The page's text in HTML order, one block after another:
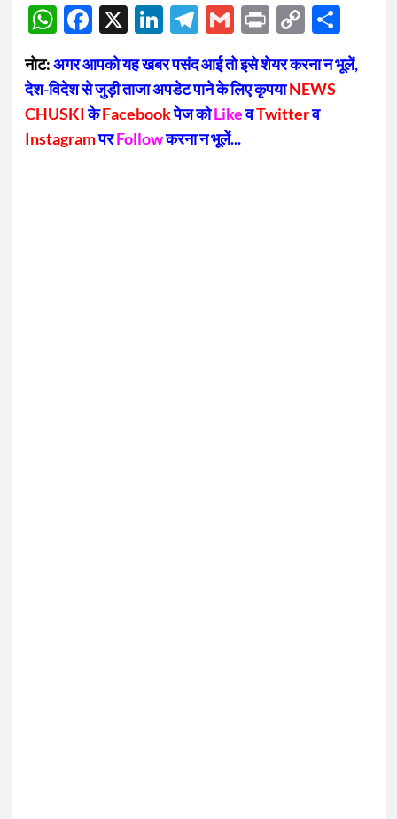
WhatsApp
Facebook
X LinkedIn
Telegram
Gmail
Print
Copy
Link
नोट:अगर आपको यह खबर पसंद आई तो इसे शेयर करना न भूलें,
देश-विदेश से जुड़ी ताजा अपडेट पाने के लिए कृपयाNEWS
CHUSKIकेFacebookपेज कोLikeवTwitterव
InstagramपरFollowकरना न भूलें...